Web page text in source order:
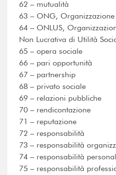
62 – mutualità
63 – ONG,
64 – ONLUS,
Non Lucrativa di Utilità
65 – opera sociale
66 – pari opportunità
67 – partnership
68 – privato sociale
69 – relazioni pubbliche
70 – rendicontazione
71 – reputazione
72 – responsabilità
73 – responsabilità
74 – responsabilità
75 – responsabilità